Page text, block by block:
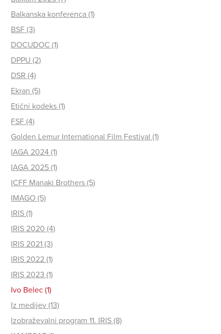
Balkanska konferenca (1)
BSF (3)
DOCUDOC (1)
DPPU (2)
DSR (4)
Ekran (5)
Etični kodeks (1)
FSF (4)
Golden Lemur International Film Festival (1)
IAGA 2024 (1)
IAGA 2025 (1)
ICFF Manaki Brothers (5)
IMAGO (5)
IRIS (1)
IRIS 2020 (4)
IRIS 2021 (3)
IRIS 2022 (1)
IRIS 2023 (1)
Ivo Belec (1)
Iz medijev (13)
Izobraževalni program 11. IRIS (8)